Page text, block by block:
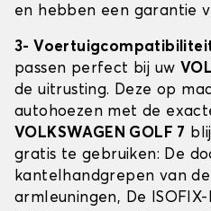
en hebben een garantie
3-
passen perfect bij uw
de uitrusting. Deze op
autohoezen met de
VOLKSWAGEN GOLF 7
gratis te gebruiken: De
kantelhandgrepen van
armleuningen, De